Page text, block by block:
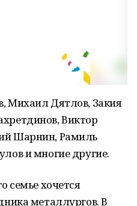
Михаил Дятлов, Закия
Виктор
Шарнин, Рамиль
и многие другие.
семье хочется
металлургов. В